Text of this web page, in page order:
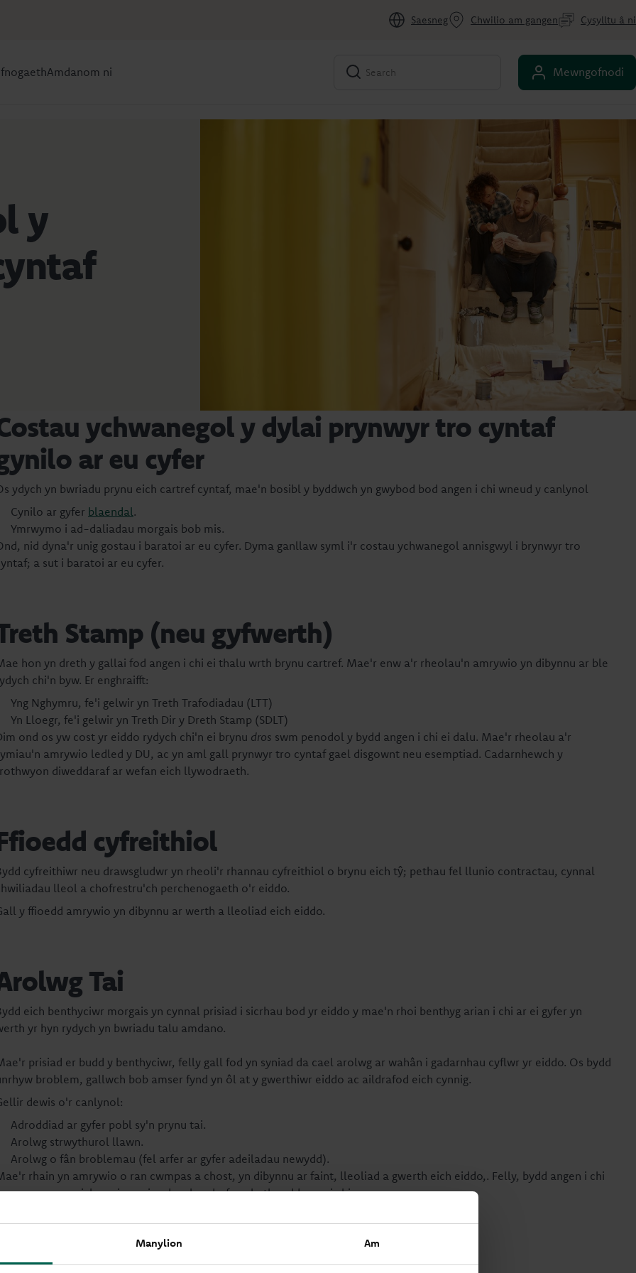
Manylion Am
Saesneg Chwilio am gangen Cysylltu â ni
Amdanom ni Mewngofnodi
y
ychwanegol y dylai prynwyr tro cyntaf
ar eu cyfer
ydych yn bwriadu prynu eich cartref cyntaf, mae'n bosibl y byddwch yn gwybod bod angen i chi wneud y canlynol
Cynilo ar gyfer blaendal.
Ymrwymo i ad-daliadau morgais bob mis.
nid dyna'r unig gostau i baratoi ar eu cyfer. Dyma ganllaw syml i'r costau ychwanegol annisgwyl i brynwyr tro
a sut i baratoi ar eu cyfer.
Stamp (neu gyfwerth)
hon yn dreth y gallai fod angen i chi ei thalu wrth brynu cartref. Mae'r enw a'r rheolau'n amrywio yn dibynnu ar ble
chi'n byw. Er enghraifft:
Yng Nghymru, fe'i gelwir yn Treth Trafodiadau (LTT)
Yn Lloegr, fe'i gelwir yn Treth Dir y Dreth Stamp (SDLT)
ond os yw cost yr eiddo rydych chi'n ei brynu dros swm penodol y bydd angen i chi ei dalu. Mae'r rheolau a'r
amrywio ledled y DU, ac yn aml gall prynwyr tro cyntaf gael disgownt neu esemptiad. Cadarnhewch y
diweddaraf ar wefan eich llywodraeth.
cyfreithiol
cyfreithiwr neu drawsgludwr yn rheoli'r rhannau cyfreithiol o brynu eich tŷ; pethau fel llunio contractau, cynnal
lleol a chofrestru'ch perchenogaeth o'r eiddo.
y ffioedd amrywio yn dibynnu ar werth a lleoliad eich eiddo.
Tai
eich benthyciwr morgais yn cynnal prisiad i sicrhau bod yr eiddo y mae'n rhoi benthyg arian i chi ar ei gyfer yn
yr hyn rydych yn bwriadu talu amdano.
prisiad er budd y benthyciwr, felly gall fod yn syniad da cael arolwg ar wahân i gadarnhau cyflwr yr eiddo. Os bydd
broblem, gallwch bob amser fynd yn ôl at y gwerthiwr eiddo ac aildrafod eich cynnig.
dewis o'r canlynol:
Adroddiad ar gyfer pobl sy'n prynu tai.
Arolwg strwythurol llawn.
Arolwg o fân broblemau (fel arfer ar gyfer adeiladau newydd).
rhain yn amrywio o ran cwmpas a chost, yn dibynnu ar faint, lleoliad a gwerth eich eiddo,. Felly, bydd angen i chi
a mesur eich opsiynau i gyd a phenderfynu beth sydd orau i chi.
lleol